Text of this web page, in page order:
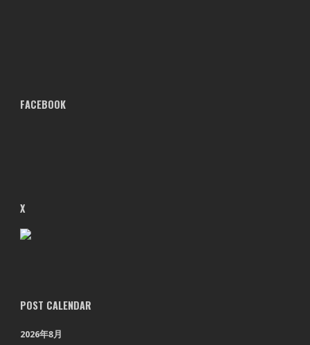
FACEBOOK
X
POST CALENDAR
2026年8月